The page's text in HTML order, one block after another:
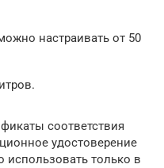
настраивать от 50
соответствия
удостоверение
использовать только в